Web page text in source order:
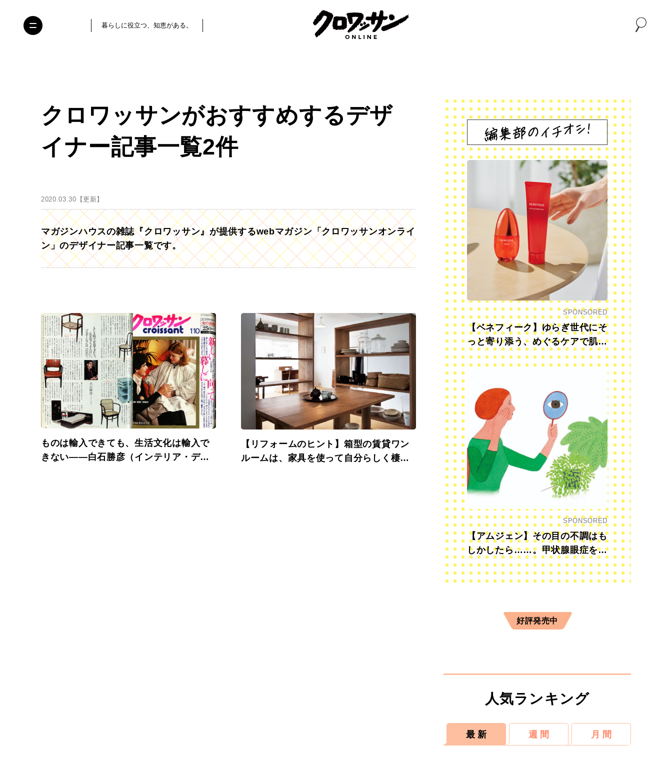
暮らしに役立つ、知恵がある。
クロワッサンがおすすめするデザ
イナー記事一覧2件
2020.03.30【更新】
マガジンハウスの雑誌『クロワッサン』が提供するwebマガジン「クロワッサンオンライ
ン」のデザイナー記事一覧です。
ものは輸入できても、生活文化は輸入で
きない――白石勝彦（インテリア・デザ
【リフォームのヒント】箱型の賃貸ワン
ルームは、家具を使って自分らしく棲み
SPONSORED
【ベネフィーク】ゆらぎ世代にそ
っと寄り添う、めぐるケアで肌も
心も前向きに
SPONSORED
【アムジェン】その目の不調はも
しかしたら……。甲状腺眼症を知
っていますか？
好評発売中
人気ランキング
最 新 週 間 月 間